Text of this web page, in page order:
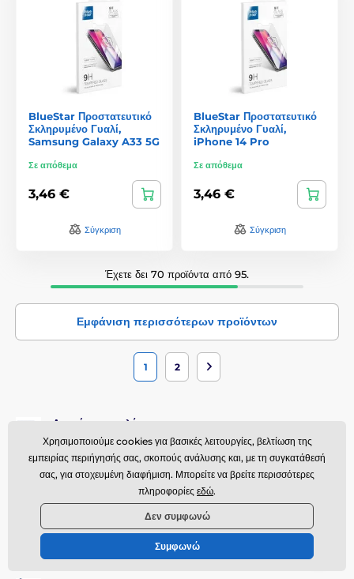
BlueStar Προστατευτικό
Σκληρυμένο Γυαλί,
Samsung Galaxy A33 5G
Σε απόθεμα
3,46 €
Σύγκριση
BlueStar Προστατευτικό
Σκληρυμένο Γυαλί,
iPhone 14 Pro
Σε απόθεμα
3,46 €
Σύγκριση
Έχετε δει 70 προϊόντα από 95.
Εμφάνιση περισσότερων προϊόντων
1 2
Δωρεάν αποστολή
Απλά ξοδέψτε πάνω από 40 EUR και η αποστολή θα είναι δωρεάν
από εμάς.
Προϊόντα σε απόθεμα
Όλα τα προϊόντα είναι σε απόθεμα και θα παραδοθούν σε εσάς την
επόμενη μέρα.
Γρήγορη υποστήριξη πελατών
Διαχειριζόμαστε τα πάντα μέσα σε λίγες ώρες – επιστροφές,
ερωτήσεις ή ανταλλαγές προϊόντων.
Χρησιμοποιούμε cookies για βασικές λειτουργίες, βελτίωση της
εμπειρίας περιήγησής σας, σκοπούς ανάλυσης και, με τη συγκατάθεσή
σας, για στοχευμένη διαφήμιση. Μπορείτε να βρείτε περισσότερες
πληροφορίες εδώ.
Δεν συμφωνώ
Συμφωνώ